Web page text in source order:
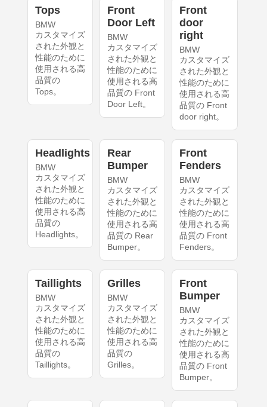
Tops
BMW
カスタマイズ
された外観と
性能のために
使用される高
品質の
Tops。
Front
Door Left
BMW
カスタマイズ
された外観と
性能のために
使用される高
品質の Front
Door Left。
Front
door
right
BMW
カスタマイズ
された外観と
性能のために
使用される高
品質の Front
door right。
Headlights
BMW
カスタマイズ
された外観と
性能のために
使用される高
品質の
Headlights。
Rear
Bumper
BMW
カスタマイズ
された外観と
性能のために
使用される高
品質の Rear
Bumper。
Front
Fenders
BMW
カスタマイズ
された外観と
性能のために
使用される高
品質の Front
Fenders。
Taillights
BMW
カスタマイズ
された外観と
性能のために
使用される高
品質の
Taillights。
Grilles
BMW
カスタマイズ
された外観と
性能のために
使用される高
品質の
Grilles。
Front
Bumper
BMW
カスタマイズ
された外観と
性能のために
使用される高
品質の Front
Bumper。